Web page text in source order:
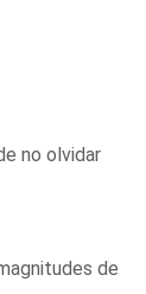
no olvidar
de